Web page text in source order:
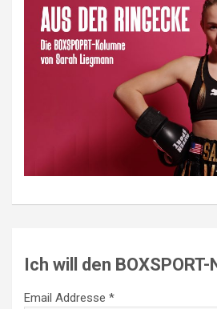
Ich will den
Email Addresse *